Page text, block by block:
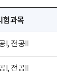
험과목
Ⅰ, 전공Ⅱ
Ⅰ, 전공Ⅱ